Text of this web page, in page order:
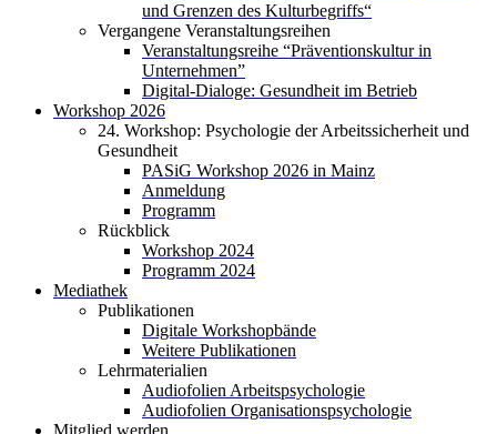
und Grenzen des Kulturbegriffs“
Vergangene Veranstaltungsreihen
Veranstaltungsreihe “Präventionskultur in
Unternehmen”
Digital-Dialoge: Gesundheit im Betrieb
Workshop 2026
24. Workshop: Psychologie der Arbeitssicherheit und
Gesundheit
PASiG Workshop 2026 in Mainz
Anmeldung
Programm
Rückblick
Workshop 2024
Programm 2024
Mediathek
Publikationen
Digitale Workshopbände
Weitere Publikationen
Lehrmaterialien
Audiofolien Arbeitspsychologie
Audiofolien Organisationspsychologie
Mitglied werden